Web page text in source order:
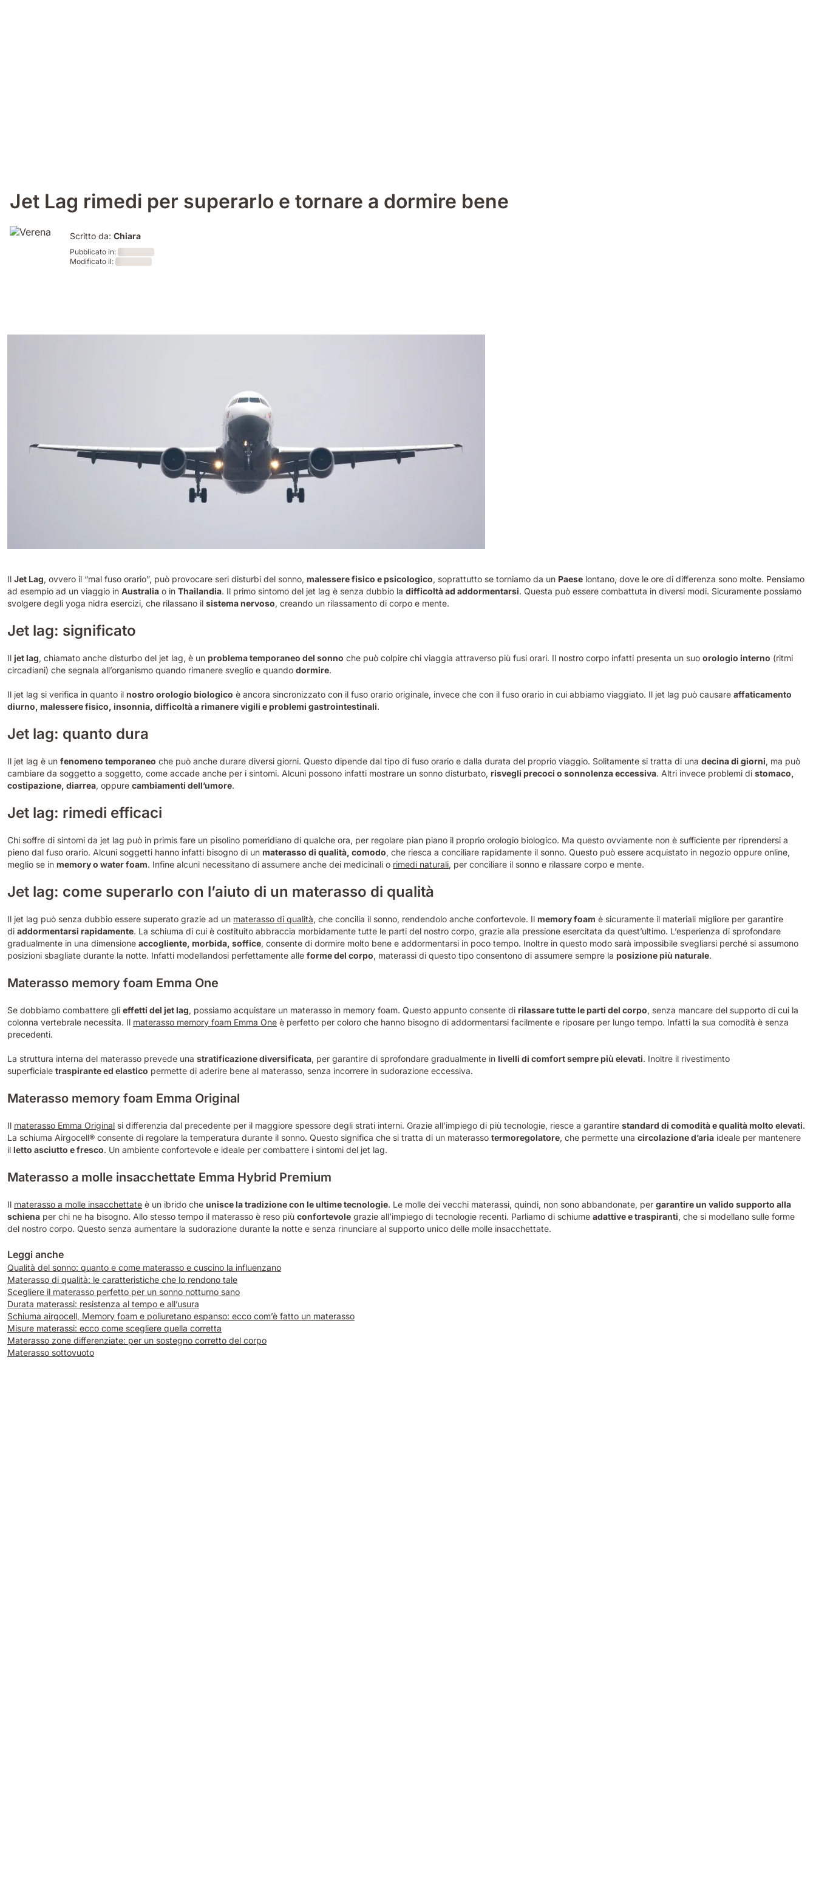
Jet Lag rimedi per superarlo e tornare a dormire bene
Scritto da: Chiara
Pubblicato in:
Modificato il:
Il Jet Lag, ovvero il “mal fuso orario”, può provocare seri disturbi del sonno, malessere fisico e psicologico, soprattutto se torniamo da un Paese lontano, dove le ore di differenza sono molte. Pensiamo
ad esempio ad un viaggio in Australia o in Thailandia. Il primo sintomo del jet lag è senza dubbio la difficoltà ad addormentarsi. Questa può essere combattuta in diversi modi. Sicuramente possiamo
svolgere degli yoga nidra esercizi, che rilassano il sistema nervoso, creando un rilassamento di corpo e mente.
Jet lag: significato
Il jet lag, chiamato anche disturbo del jet lag, è un problema temporaneo del sonno che può colpire chi viaggia attraverso più fusi orari. Il nostro corpo infatti presenta un suo orologio interno (ritmi
circadiani) che segnala all’organismo quando rimanere sveglio e quando dormire.
Il jet lag si verifica in quanto il nostro orologio biologico è ancora sincronizzato con il fuso orario originale, invece che con il fuso orario in cui abbiamo viaggiato. Il jet lag può causare affaticamento
diurno, malessere fisico, insonnia, difficoltà a rimanere vigili e problemi gastrointestinali.
Jet lag: quanto dura
Il jet lag è un fenomeno temporaneo che può anche durare diversi giorni. Questo dipende dal tipo di fuso orario e dalla durata del proprio viaggio. Solitamente si tratta di una decina di giorni, ma può
cambiare da soggetto a soggetto, come accade anche per i sintomi. Alcuni possono infatti mostrare un sonno disturbato, risvegli precoci o sonnolenza eccessiva. Altri invece problemi di stomaco,
costipazione, diarrea, oppure cambiamenti dell’umore.
Jet lag: rimedi efficaci
Chi soffre di sintomi da jet lag può in primis fare un pisolino pomeridiano di qualche ora, per regolare pian piano il proprio orologio biologico. Ma questo ovviamente non è sufficiente per riprendersi a
pieno dal fuso orario. Alcuni soggetti hanno infatti bisogno di un materasso di qualità, comodo, che riesca a conciliare rapidamente il sonno. Questo può essere acquistato in negozio oppure online,
meglio se in memory o water foam. Infine alcuni necessitano di assumere anche dei medicinali o rimedi naturali, per conciliare il sonno e rilassare corpo e mente.
Jet lag: come superarlo con l’aiuto di un materasso di qualità
Il jet lag può senza dubbio essere superato grazie ad un materasso di qualità, che concilia il sonno, rendendolo anche confortevole. Il memory foam è sicuramente il materiali migliore per garantire
di addormentarsi rapidamente. La schiuma di cui è costituito abbraccia morbidamente tutte le parti del nostro corpo, grazie alla pressione esercitata da quest’ultimo. L’esperienza di sprofondare
gradualmente in una dimensione accogliente, morbida, soffice, consente di dormire molto bene e addormentarsi in poco tempo. Inoltre in questo modo sarà impossibile svegliarsi perché si assumono
posizioni sbagliate durante la notte. Infatti modellandosi perfettamente alle forme del corpo, materassi di questo tipo consentono di assumere sempre la posizione più naturale.
Materasso memory foam Emma One
Se dobbiamo combattere gli effetti del jet lag, possiamo acquistare un materasso in memory foam. Questo appunto consente di rilassare tutte le parti del corpo, senza mancare del supporto di cui la
colonna vertebrale necessita. Il materasso memory foam Emma One è perfetto per coloro che hanno bisogno di addormentarsi facilmente e riposare per lungo tempo. Infatti la sua comodità è senza
precedenti.
La struttura interna del materasso prevede una stratificazione diversificata, per garantire di sprofondare gradualmente in livelli di comfort sempre più elevati. Inoltre il rivestimento
superficiale traspirante ed elastico permette di aderire bene al materasso, senza incorrere in sudorazione eccessiva.
Materasso memory foam Emma Original
Il materasso Emma Original si differenzia dal precedente per il maggiore spessore degli strati interni. Grazie all’impiego di più tecnologie, riesce a garantire standard di comodità e qualità molto elevati.
La schiuma Airgocell® consente di regolare la temperatura durante il sonno. Questo significa che si tratta di un materasso termoregolatore, che permette una circolazione d’aria ideale per mantenere
il letto asciutto e fresco. Un ambiente confortevole e ideale per combattere i sintomi del jet lag.
Materasso a molle insacchettate Emma Hybrid Premium
Il materasso a molle insacchettate è un ibrido che unisce la tradizione con le ultime tecnologie. Le molle dei vecchi materassi, quindi, non sono abbandonate, per garantire un valido supporto alla
schiena per chi ne ha bisogno. Allo stesso tempo il materasso è reso più confortevole grazie all’impiego di tecnologie recenti. Parliamo di schiume adattive e traspiranti, che si modellano sulle forme
del nostro corpo. Questo senza aumentare la sudorazione durante la notte e senza rinunciare al supporto unico delle molle insacchettate.
Leggi anche
Qualità del sonno: quanto e come materasso e cuscino la influenzano
Materasso di qualità: le caratteristiche che lo rendono tale
Scegliere il materasso perfetto per un sonno notturno sano
Durata materassi: resistenza al tempo e all’usura
Schiuma airgocell, Memory foam e poliuretano espanso: ecco com’è fatto un materasso
Misure materassi: ecco come scegliere quella corretta
Materasso zone differenziate: per un sostegno corretto del corpo
Materasso sottovuoto